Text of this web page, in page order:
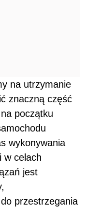
na utrzymanie
znaczną część
początku
wykonywania
w celach
jest
przestrzegania